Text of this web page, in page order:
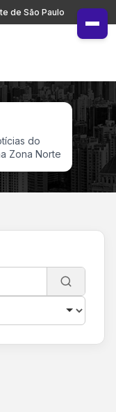
de São Paulo
do
Zona Norte